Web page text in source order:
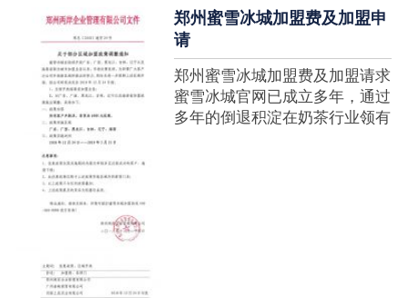
郑州蜜雪冰城加盟费及加盟申
请
郑州蜜雪冰城加盟费及加盟请求
蜜雪冰城官网已成立多年，通过
多年的倒退积淀在奶茶行业领有